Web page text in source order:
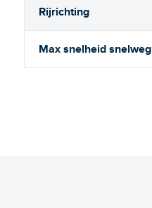
Rijrichting
Max snelheid snelweg